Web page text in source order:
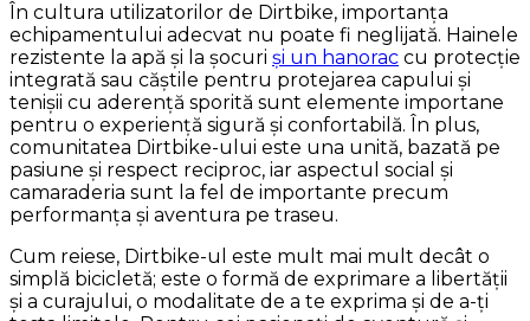
În cultura utilizatorilor de Dirtbike, importanța
echipamentului adecvat nu poate fi neglijată. Hainele
rezistente la apă și la șocuri și un hanorac cu protecție
integrată sau căștile pentru protejarea capului și
tenișii cu aderență sporită sunt elemente importane
pentru o experiență sigură și confortabilă. În plus,
comunitatea Dirtbike-ului este una unită, bazată pe
pasiune și respect reciproc, iar aspectul social și
camaraderia sunt la fel de importante precum
performanța și aventura pe traseu.
Cum reiese, Dirtbike-ul este mult mai mult decât o
simplă bicicletă; este o formă de exprimare a libertății
și a curajului, o modalitate de a te exprima și de a-ți